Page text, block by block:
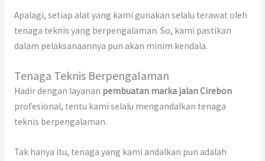
Apalagi, setiap alat yang kami gunakan selalu terawat oleh
tenaga teknis yang berpengalaman. So, kami pastikan
dalam pelaksanaannya pun akan minim kendala.
Tenaga Teknis Berpengalaman
Hadir dengan layanan pembuatan marka jalan Cirebon
profesional, tentu kami selalu mengandalkan tenaga
teknis berpengalaman.
Tak hanya itu, tenaga yang kami andalkan pun adalah